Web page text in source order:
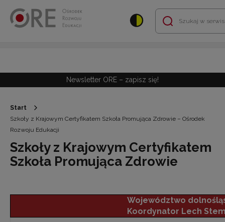
Newsletter ORE – zapisz się!
Start
Szkoły z Krajowym Certyfikatem Szkoła Promująca Zdrowie – Ośrodek
Rozwoju Edukacji
Szkoły z Krajowym Certyfikatem
Szkoła Promująca Zdrowie
Województwo
Koordynator Lech